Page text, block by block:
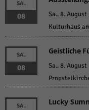
SA.
08 Sa.. 8. August
Kulturhaus
SA.
08
Geistliche
Sa.. 8. August
SA. Lucky